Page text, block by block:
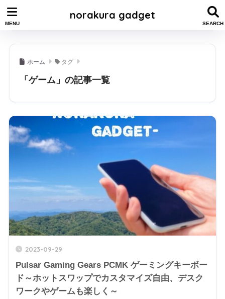
norakura gadget
ホーム タグ
「ゲーム」の記事一覧
2023-09-29
Pulsar Gaming Gears PCMK ゲーミングキーボー
ド～ホットスワップでカスタマイズ自由、デスク
ワークやゲームも楽しく～